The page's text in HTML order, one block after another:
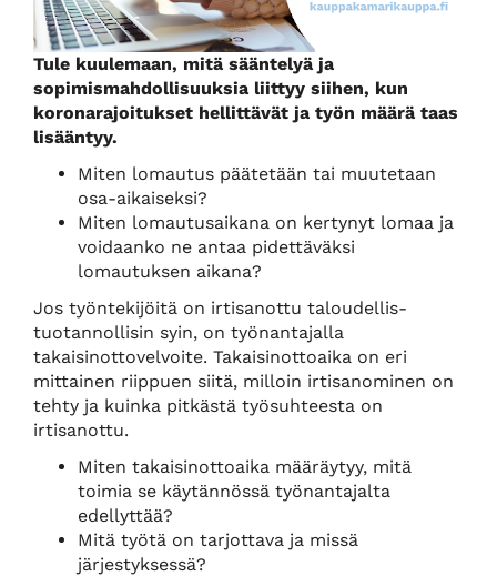
Tule kuulemaan, mitä sääntelyä ja
sopimismahdollisuuksia liittyy siihen, kun
koronarajoitukset hellittävät ja työn määrä taas
lisääntyy.
Miten lomautus päätetään tai muutetaan
osa-aikaiseksi?
Miten lomautusaikana on kertynyt lomaa ja
voidaanko ne antaa pidettäväksi
lomautuksen aikana?
Jos työntekijöitä on irtisanottu taloudellis-
tuotannollisin syin, on työnantajalla
takaisinottovelvoite. Takaisinottoaika on eri
mittainen riippuen siitä, milloin irtisanominen on
tehty ja kuinka pitkästä työsuhteesta on
irtisanottu.
Miten takaisinottoaika määräytyy, mitä
toimia se käytännössä työnantajalta
edellyttää?
Mitä työtä on tarjottava ja missä
järjestyksessä?